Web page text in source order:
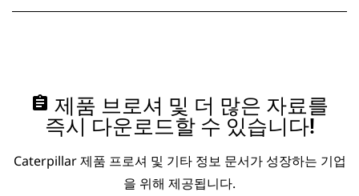
assignment 제품 브로셔 및 더 많은 자료를
즉시 다운로드할 수 있습니다!
Caterpillar 제품 프로셔 및 기타 정보 문서가 성장하는 기업
을 위해 제공됩니다.